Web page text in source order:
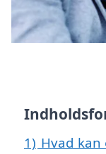
1) Hvad kan